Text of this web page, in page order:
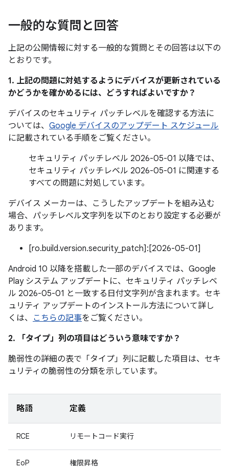
一般的な質問と回答
上記の公開情報に対する一般的な質問とその回答は以下の
とおりです。
1. 上記の問題に対処するようにデバイスが更新されている
かどうかを確かめるには、どうすればよいですか？
デバイスのセキュリティ パッチレベルを確認する方法に
ついては、 Google デバイスのアップデート スケジュール
に記載されている手順をご覧ください。
セキュリティ パッチレベル 2026-05-01 以降では、
セキュリティ パッチレベル 2026-05-01 に関連する
すべての問題に対処しています。
デバイス メーカーは、こうしたアップデートを組み込む
場合、パッチレベル文字列を以下のとおり設定する必要が
あります。
[ro.build.version.security_patch]:[2026-05-01]
Android 10 以降を搭載した一部のデバイスでは、Google
Play システム アップデートに、セキュリティ パッチレベ
ル 2026-05-01 と一致する日付文字列が含まれます。セキ
ュリティ アップデートのインストール方法について詳し
くは、 こちらの記事をご覧ください。
2. 「タイプ」 列の項目はどういう意味ですか？
脆弱性の詳細の表で「タイプ」 列に記載した項目は、セキ
ュリティの脆弱性の分類を示しています。
略語 定義
RCE リモートコード実行
EoP 権限昇格